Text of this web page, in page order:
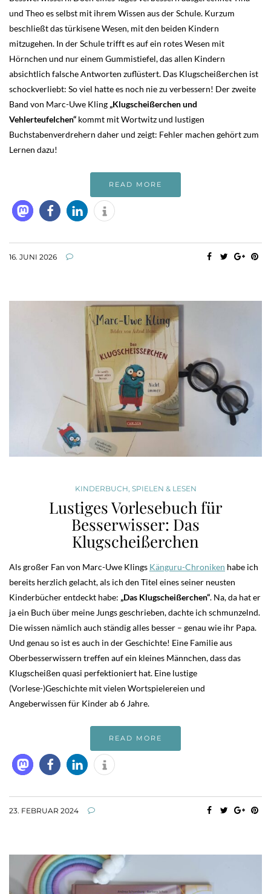
und Theo es selbst mit ihrem Wissen aus der Schule. Kurzum
beschließt das türkisene Wesen, mit den beiden Kindern
mitzugehen. In der Schule trifft es auf ein rotes Wesen mit
Hörnchen und nur einem Gummistiefel, das allen Kindern
absichtlich falsche Antworten zuflüstert. Das Klugscheißerchen ist
schockverliebt: So viel hatte es noch nie zu verbessern! Der zweite
Band von Marc-Uwe Kling „Klugscheißerchen und
Vehlerteufelchen“ kommt mit Wortwitz und lustigen
Buchstabenverdrehern daher und zeigt: Fehler machen gehört zum
Lernen dazu!
READ MORE
16. JUNI 2026
KINDERBUCH SPIELEN & LESEN
Lustiges Vorlesebuch für
Besserwisser: Das
Klugscheißerchen
Als großer Fan von Marc-Uwe Klings Känguru-Chroniken habe ich
bereits herzlich gelacht, als ich den Titel eines seiner neusten
Kinderbücher entdeckt habe: „Das Klugscheißerchen“. Na, da hat er
ja ein Buch über meine Jungs geschrieben, dachte ich schmunzelnd.
Die wissen nämlich auch ständig alles besser – genau wie ihr Papa.
Und genau so ist es auch in der Geschichte! Eine Familie aus
Oberbesserwissern treffen auf ein kleines Männchen, dass das
Klugscheißen quasi perfektioniert hat. Eine lustige
(Vorlese-)Geschichte mit vielen Wortspielereien und
Angeberwissen für Kinder ab 6 Jahre.
READ MORE
23. FEBRUAR 2024